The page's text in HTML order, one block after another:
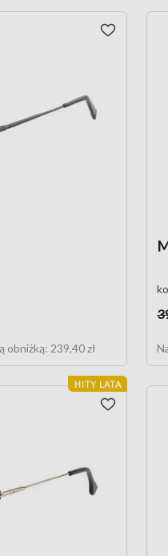
obniżką: 239,40 zł
HITY LATA